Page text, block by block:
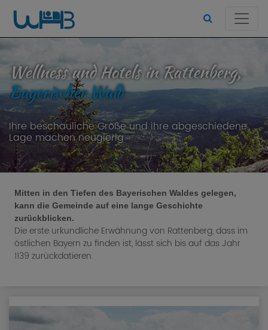
Wellness und Hotels in Rattenberg,
Bayerischer Wald
Ihre beschauliche Größe und ihre abgeschiedene
Lage machen neugierig
Mitten in den Tiefen des Bayerischen Waldes gelegen,
kann die Gemeinde auf eine lange Geschichte
zurückblicken.
Die erste urkundliche Erwähnung von Rattenberg, dass im
östlichen Bayern zu finden ist, lässt sich bis auf das Jahr
1139 zurückdatieren.